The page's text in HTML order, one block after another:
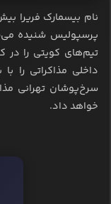
نام بیسمارک فریرا
پرسپولیس شنیده
تیم‌های کویتی را در
داخلی مذاکراتی را
سرخ‌پوشان تهرانی
خواهد داد.